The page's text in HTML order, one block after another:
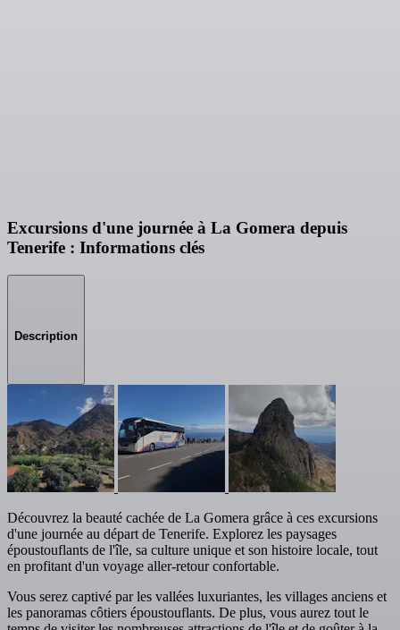
Excursions d'une journée à La Gomera depuis
Tenerife : Informations clés
Description
Découvrez la beauté cachée de La Gomera grâce à ces excursions
d'une journée au départ de Tenerife. Explorez les paysages
époustouflants de l'île, sa culture unique et son histoire locale, tout
en profitant d'un voyage aller-retour confortable.
Vous serez captivé par les vallées luxuriantes, les villages anciens et
les panoramas côtiers époustouflants. De plus, vous aurez tout le